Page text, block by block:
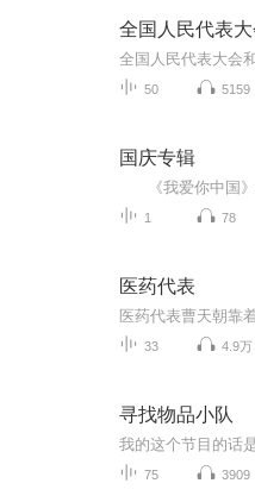
全国人民代表大会
50 5159
国庆专辑
1 78
医药代表
33 4.9万
寻找物品小队
75 3909